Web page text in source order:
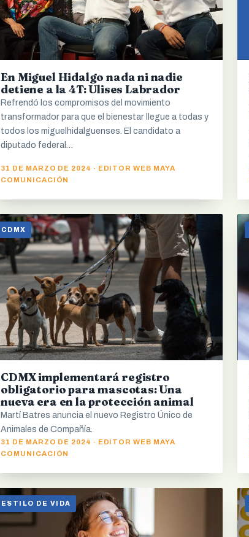
En Miguel Hidalgo nada ni nadie
detiene a la 4T: Ulises Labrador
Refrendó los compromisos del movimiento
transformador para que el bienestar llegue a todas y
todos los miguelhidalguenses. El candidato a
diputado federal…
31 DE MARZO DE 2024 · EDITOR WEB MAYA
COMUNICACIÓN
CDMX
CDMX implementará registro
obligatorio para mascotas: Una
nueva era en la protección animal
Martí Batres anuncia el nuevo Registro Único de
Animales de Compañía.
31 DE MARZO DE 2024 · EDITOR WEB MAYA
COMUNICACIÓN
ESTILO DE VIDA